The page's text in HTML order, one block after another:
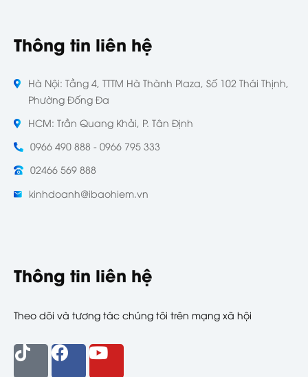
Thông tin liên hệ
Hà Nội: Tầng 4, TTTM Hà Thành Plaza, Số 102 Thái Thịnh,
Phường Đống Đa
HCM: Trần Quang Khải, P. Tân Định
0966 490 888 - 0966 795 333
02466 569 888
kinhdoanh@ibaohiem.vn
Thông tin liên hệ
Theo dõi và tương tác chúng tôi trên mạng xã hội